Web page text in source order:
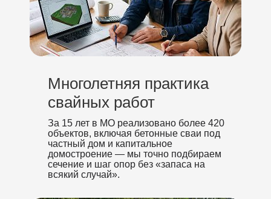
Многолетняя практика
свайных работ
За 15 лет в МО реализовано более 420
объектов, включая бетонные сваи под
частный дом и капитальное
домостроение — мы точно подбираем
сечение и шаг опор без «запаса на
всякий случай».